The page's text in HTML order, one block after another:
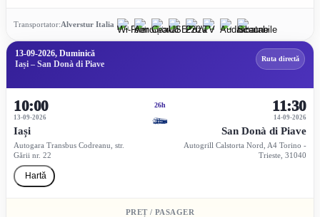
Transportator:Alverstur Italia
13-09-2026, Duminică
Iași – San Donà di Piave
Ruta directă
10:00
13-09-2026
Iași
Autogara Transbus Codreanu, str.
Gării nr. 22
Hartă
26h
14-09-2026
11:30
San Donà di Piave
Autogrill Calstorta Nord, A4 Torino -
Trieste, 31040
PREȚ / PASAGER